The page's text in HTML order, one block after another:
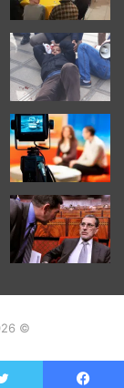
© 2026جميع الحقوق محفوضة |